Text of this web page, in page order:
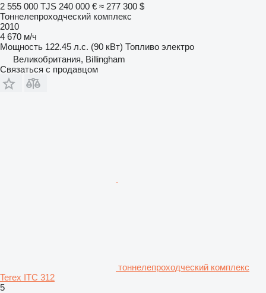
2 555 000 TJS 240 000 € ≈ 277 300 $
Тоннелепроходческий комплекс
2010
4 670 м/ч
Мощность 122.45 л.с. (90 кВт) Топливо электро
Великобритания, Billingham
Связаться с продавцом
тоннелепроходческий комплекс
Terex ITC 312
5